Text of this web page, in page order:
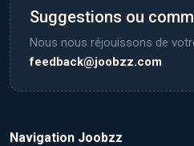
Suggestions ou
Nous nous réjouissons de
feedback@joobzz.com
Navigation Joobzz